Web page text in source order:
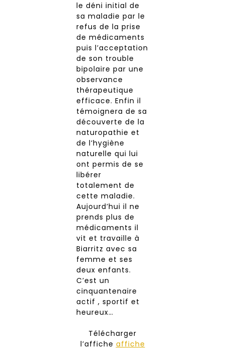
le déni initial de
sa maladie par le
refus de la prise
de médicaments
puis l’acceptation
de son trouble
bipolaire par une
observance
thérapeutique
efficace. Enfin il
témoignera de sa
découverte de la
naturopathie et
de l’hygiène
naturelle qui lui
ont permis de se
libérer
totalement de
cette maladie.
Aujourd’hui il ne
prends plus de
médicaments il
vit et travaille à
Biarritz avec sa
femme et ses
deux enfants.
C’est un
cinquantenaire
actif , sportif et
heureux…
Télécharger
l’affiche affiche